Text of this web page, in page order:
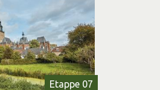
Etappe 07